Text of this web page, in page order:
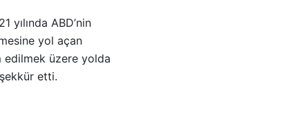
yılında ABD’nin
yol açan
edilmek üzere yolda
etti.